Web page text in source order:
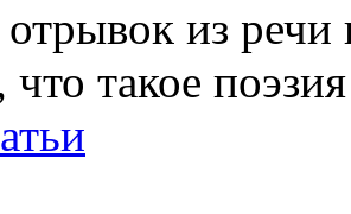
из
что такое